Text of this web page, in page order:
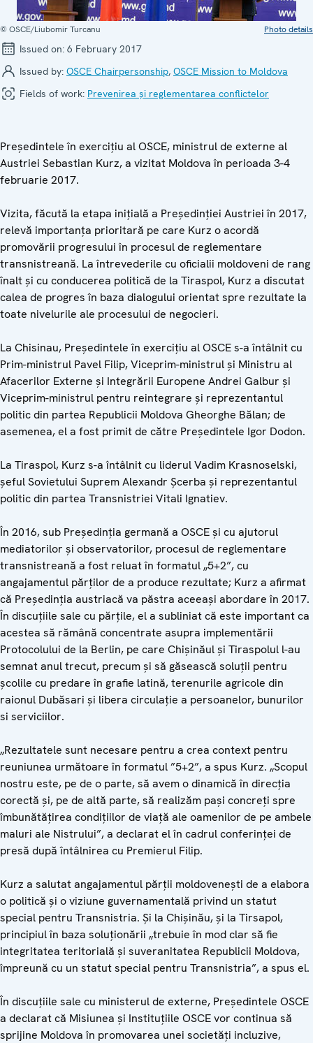
© OSCE/Liubomir Turcanu Photo details
Issued on: 6 February 2017
Issued by: OSCE Chairpersonship, OSCE Mission to Moldova
Fields of work: Prevenirea și reglementarea conflictelor
Președintele în exercițiu al OSCE, ministrul de externe al
Austriei Sebastian Kurz, a vizitat Moldova în perioada 3-4
februarie 2017.
Vizita, făcută la etapa inițială a Președinției Austriei în 2017,
relevă importanța prioritară pe care Kurz o acordă
promovării progresului în procesul de reglementare
transnistreană. La întrevederile cu oficialii moldoveni de rang
înalt și cu conducerea politică de la Tiraspol, Kurz a discutat
calea de progres în baza dialogului orientat spre rezultate la
toate nivelurile ale procesului de negocieri.
La Chisinau, Președintele în exercițiu al OSCE s-a întâlnit cu
Prim-ministrul Pavel Filip, Viceprim-ministrul și Ministru al
Afacerilor Externe și Integrării Europene Andrei Galbur și
Viceprim-ministrul pentru reintegrare și reprezentantul
politic din partea Republicii Moldova Gheorghe Bălan; de
asemenea, el a fost primit de către Președintele Igor Dodon.
La Tiraspol, Kurz s-a întâlnit cu liderul Vadim Krasnoselski,
șeful Sovietului Suprem Alexandr Șcerba și reprezentantul
politic din partea Transnistriei Vitali Ignatiev.
În 2016, sub Președinția germană a OSCE și cu ajutorul
mediatorilor și observatorilor, procesul de reglementare
transnistreană a fost reluat în formatul „5+2”, cu
angajamentul părților de a produce rezultate; Kurz a afirmat
că Președinția austriacă va păstra aceeași abordare în 2017.
În discuțiile sale cu părțile, el a subliniat că este important ca
acestea să rămână concentrate asupra implementării
Protocolului de la Berlin, pe care Chișinăul și Tiraspolul l-au
semnat anul trecut, precum și să găsească soluții pentru
școlile cu predare în grafie latină, terenurile agricole din
raionul Dubăsari și libera circulație a persoanelor, bunurilor
si serviciilor.
„Rezultatele sunt necesare pentru a crea context pentru
reuniunea următoare în formatul ”5+2”, a spus Kurz. „Scopul
nostru este, pe de o parte, să avem o dinamică în direcția
corectă și, pe de altă parte, să realizăm pași concreți spre
îmbunătățirea condițiilor de viață ale oamenilor de pe ambele
maluri ale Nistrului”, a declarat el în cadrul conferinței de
presă după întâlnirea cu Premierul Filip.
Kurz a salutat angajamentul părții moldovenești de a elabora
o politică și o viziune guvernamentală privind un statut
special pentru Transnistria. Și la Chișinău, și la Tirsapol,
principiul în baza soluționării „trebuie în mod clar să fie
integritatea teritorială și suveranitatea Republicii Moldova,
împreună cu un statut special pentru Transnistria”, a spus el.
În discuțiile sale cu ministerul de externe, Președintele OSCE
a declarat că Misiunea și Instituțiile OSCE vor continua să
sprijine Moldova în promovarea unei societăți incluzive,